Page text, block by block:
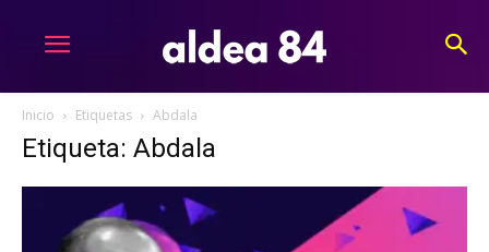
Inicio Etiquetas Abdala
Etiqueta: Abdala